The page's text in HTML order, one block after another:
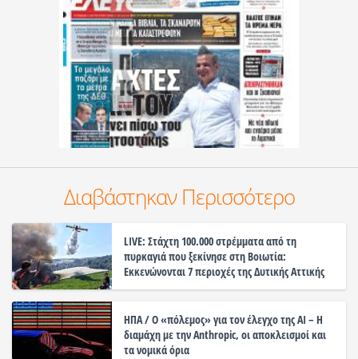
Διαβάστηκαν Περισσότερο
LIVE: Στάχτη 100.000 στρέμματα από τη
πυρκαγιά που ξεκίνησε στη Βοιωτία:
Εκκενώνονται 7 περιοχές της Δυτικής Αττικής
ΗΠΑ / Ο «πόλεμος» για τον έλεγχο της ΑΙ – Η
διαμάχη με την Anthropic, οι αποκλεισμοί και
τα νομικά όρια